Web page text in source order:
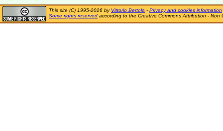
This site (C) 1995-2026 by Vittorio Bertola - Privacy and cookies information
Some rights reserved according to the Creative Commons Attribution - Non